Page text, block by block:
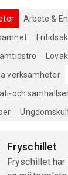
Arbete &
verksamheter
och
Fryschillet
Fryschillet